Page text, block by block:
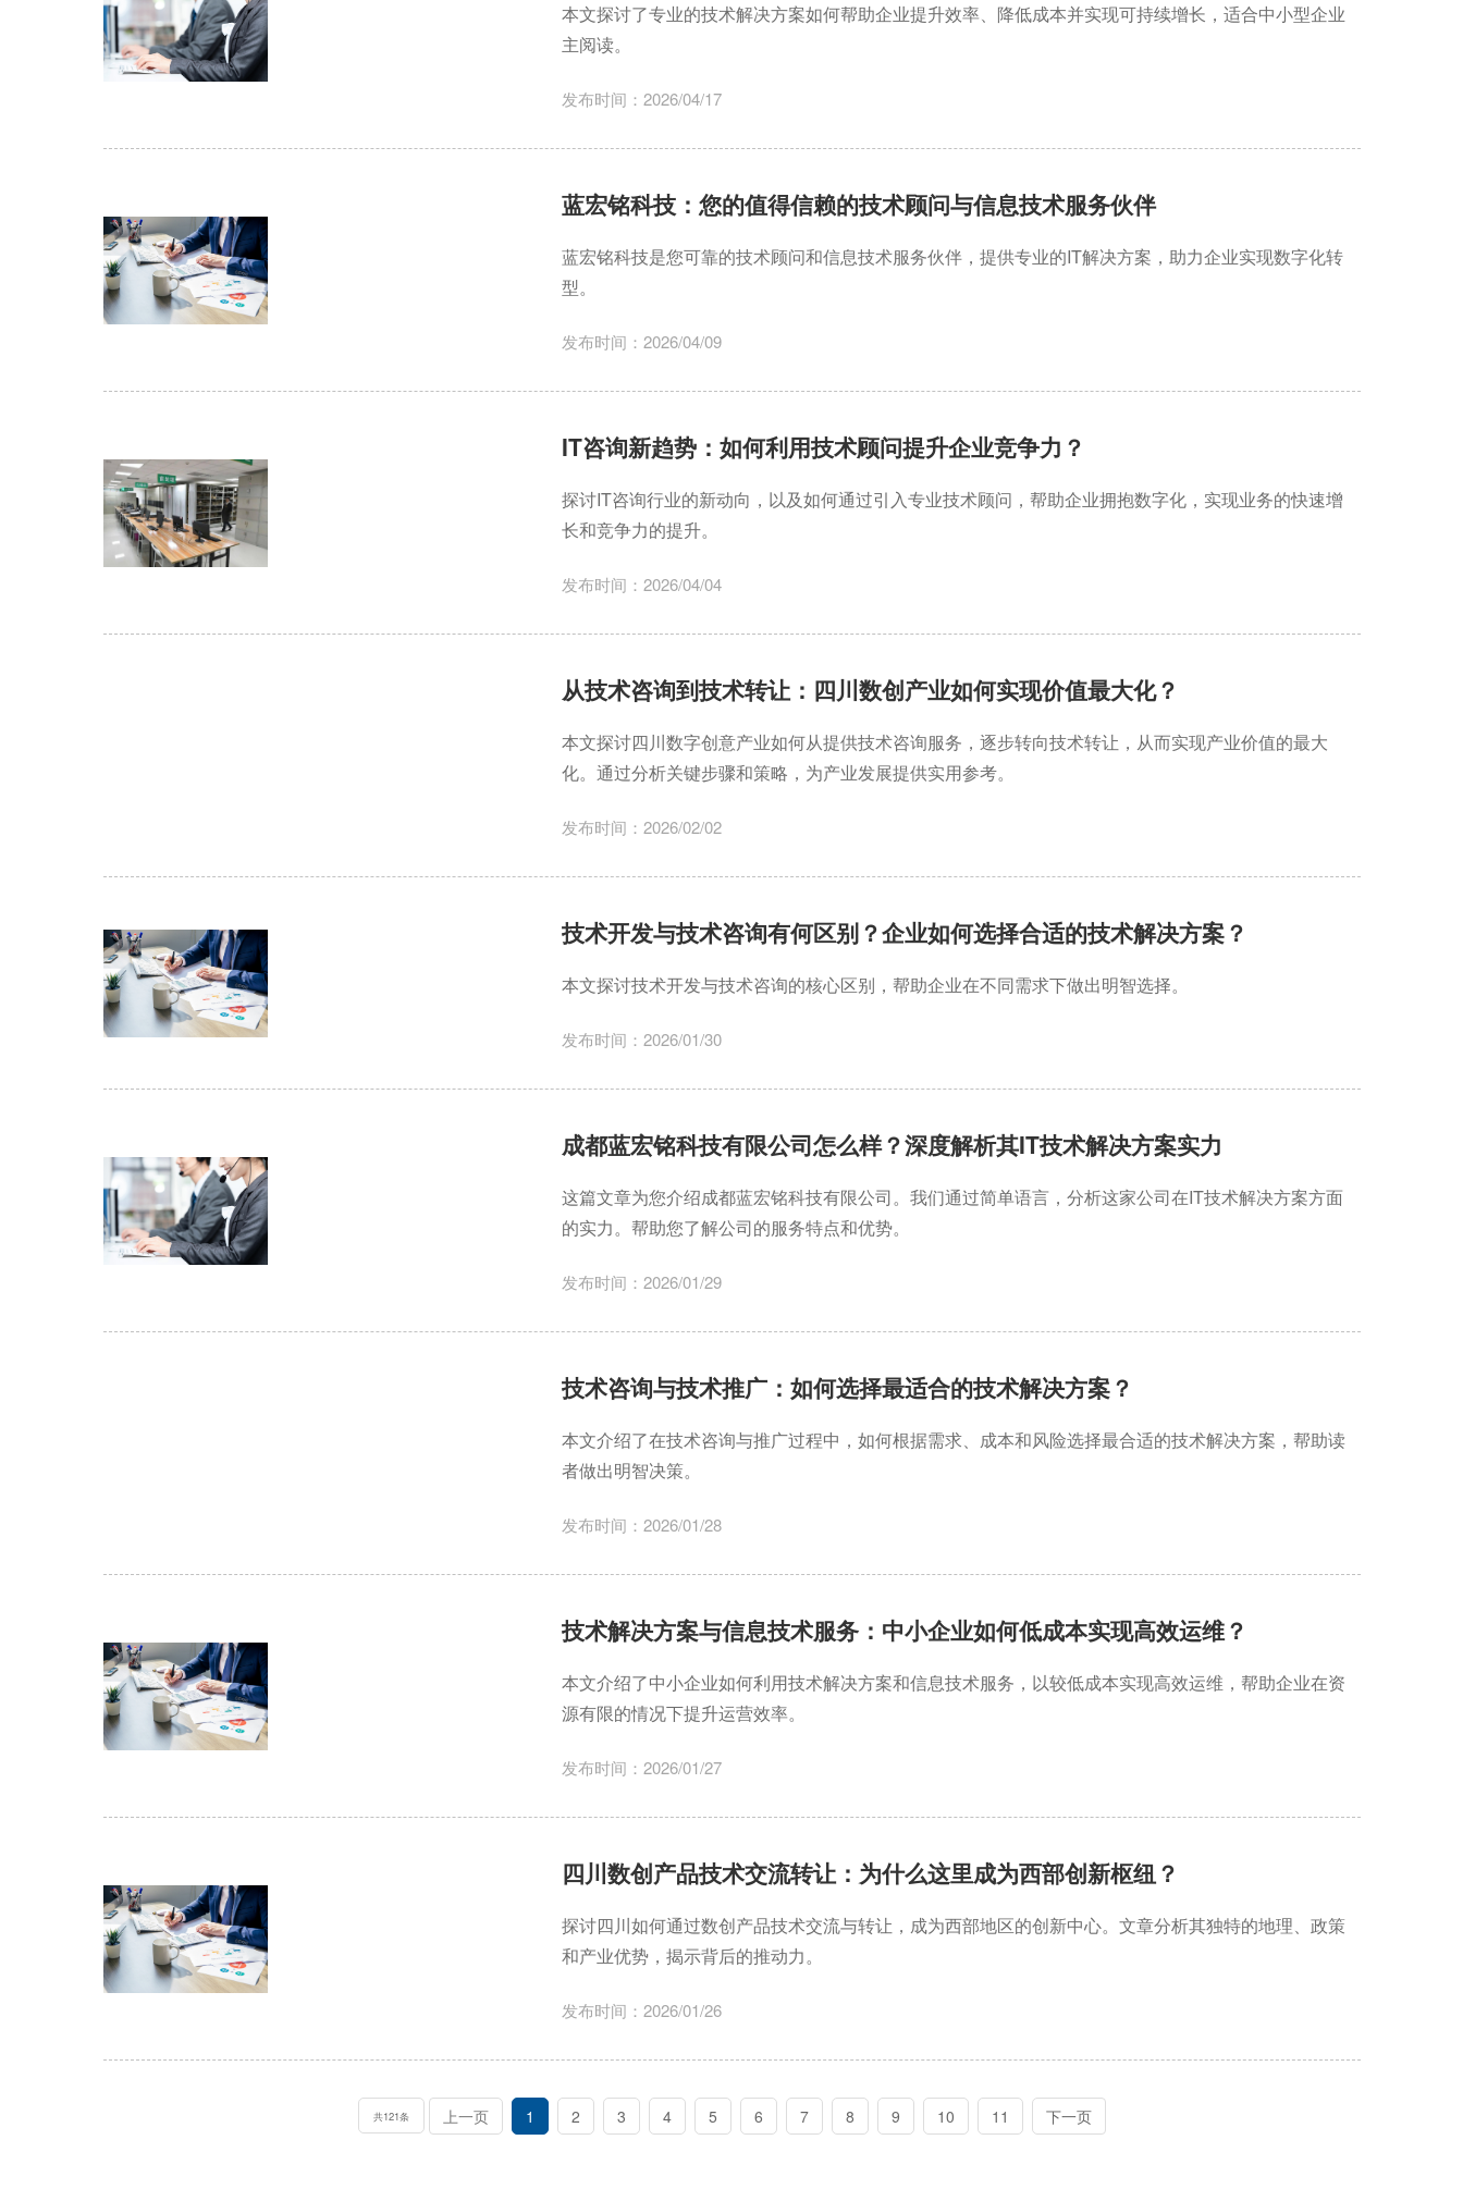
本文探讨了专业的技术解决方案如何帮助企业提升效率、降低成本并实现可持续增长，适合中小型企业
主阅读。
发布时间：2026/04/17
蓝宏铭科技：您的值得信赖的技术顾问与信息技术服务伙伴
蓝宏铭科技是您可靠的技术顾问和信息技术服务伙伴，提供专业的IT解决方案，助力企业实现数字化转
型。
发布时间：2026/04/09
IT咨询新趋势：如何利用技术顾问提升企业竞争力？
探讨IT咨询行业的新动向，以及如何通过引入专业技术顾问，帮助企业拥抱数字化，实现业务的快速增
长和竞争力的提升。
发布时间：2026/04/04
从技术咨询到技术转让：四川数创产业如何实现价值最大化？
本文探讨四川数字创意产业如何从提供技术咨询服务，逐步转向技术转让，从而实现产业价值的最大
化。通过分析关键步骤和策略，为产业发展提供实用参考。
发布时间：2026/02/02
技术开发与技术咨询有何区别？企业如何选择合适的技术解决方案？
本文探讨技术开发与技术咨询的核心区别，帮助企业在不同需求下做出明智选择。
发布时间：2026/01/30
成都蓝宏铭科技有限公司怎么样？深度解析其IT技术解决方案实力
这篇文章为您介绍成都蓝宏铭科技有限公司。我们通过简单语言，分析这家公司在IT技术解决方案方面
的实力。帮助您了解公司的服务特点和优势。
发布时间：2026/01/29
技术咨询与技术推广：如何选择最适合的技术解决方案？
本文介绍了在技术咨询与推广过程中，如何根据需求、成本和风险选择最合适的技术解决方案，帮助读
者做出明智决策。
发布时间：2026/01/28
技术解决方案与信息技术服务：中小企业如何低成本实现高效运维？
本文介绍了中小企业如何利用技术解决方案和信息技术服务，以较低成本实现高效运维，帮助企业在资
源有限的情况下提升运营效率。
发布时间：2026/01/27
四川数创产品技术交流转让：为什么这里成为西部创新枢纽？
探讨四川如何通过数创产品技术交流与转让，成为西部地区的创新中心。文章分析其独特的地理、政策
和产业优势，揭示背后的推动力。
发布时间：2026/01/26
共121条 上一页 1 2 3 4 5 6 7 8 9 10 11 下一页